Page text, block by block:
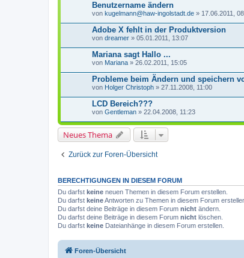
Benutzername ändern
von kugelmann@haw-ingolstadt.de » 17.06.2011,
Adobe X fehlt in der Produktversion
von dreamer » 05.01.2011, 13:07
Mariana sagt Hallo ...
von Mariana » 26.02.2011, 15:05
Probleme beim Ändern und speichern
von Holger Christoph » 27.11.2008, 11:00
LCD Bereich???
von Gentleman » 22.04.2008, 11:23
Neues Thema
Zurück zur Foren-Übersicht
BERECHTIGUNGEN IN DIESEM FORUM
Du darfst keine neuen Themen in diesem Forum erstellen.
Du darfst keineAntworten zu Themen in diesem Forum
Du darfst deine Beiträge in diesem Forum nicht ändern.
Du darfst deine Beiträge in diesem Forum nicht löschen.
Du darfst keine Dateianhänge in diesem Forum erstellen.
Foren-Übersicht